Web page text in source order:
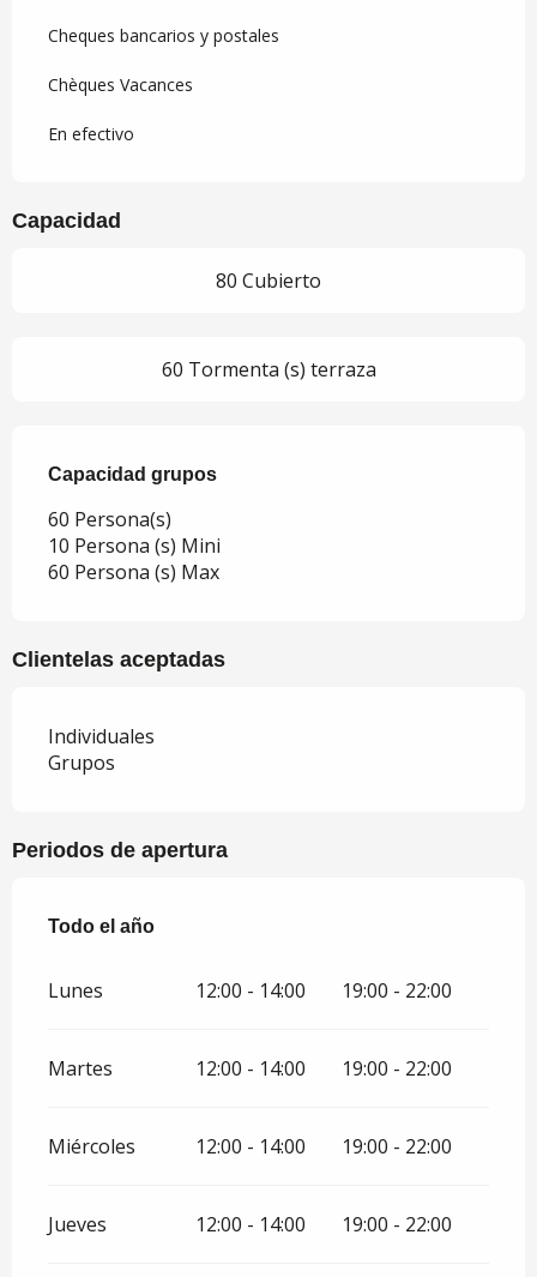
Cheques bancarios y postales
Chèques Vacances
En efectivo
Capacidad
80 Cubierto
60 Tormenta (s) terraza
Capacidad grupos
Capacidad grupos
60 Persona(s)
10 Persona (s) Mini
60 Persona (s) Max
Clientelas aceptadas
Individuales
Grupos
Periodos de apertura
Todo el año
Todo el año
Lunes 12:00 - 14:00 19:00 - 22:00
Martes 12:00 - 14:00 19:00 - 22:00
Miércoles 12:00 - 14:00 19:00 - 22:00
Jueves 12:00 - 14:00 19:00 - 22:00